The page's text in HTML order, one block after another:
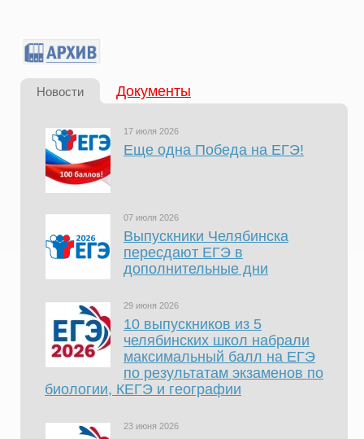
Новости Документы
17 июля 2026
Еще одна Победа на ЕГЭ!
07 июля 2026
Выпускники Челябинска
пересдают ЕГЭ в
дополнительные дни
29 июня 2026
10 выпускников из 5
челябинских школ набрали
максимальный балл на ЕГЭ
по результатам экзаменов по
биологии, КЕГЭ и географии
23 июня 2026